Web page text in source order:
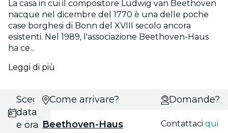
La casa in cui il compositore Ludwig van Beethoven
nacque nel dicembre del 1770 è una delle poche
case borghesi di Bonn del XVIII secolo ancora
esistenti. Nel 1989, l'associazione Beethoven-Haus
ha ce...
Leggi di più
Scegli
data
e ora
Come arrivare?
Beethoven-Haus
Domande?
Contattaciqui